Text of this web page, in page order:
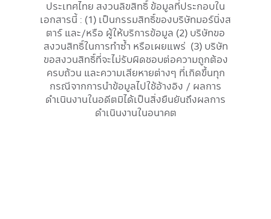
ประเทศไทย สงวนลิขสิทธิ์ ข้อมูลที่ประกอบใน
เอกสารนี้ : (1) เป็นกรรมสิทธิ์ของบริษัทมอร์นิ่งส
ตาร์ และ/หรือ ผู้ให้บริการข้อมูล (2) บริษัทขอ
สงวนสิทธิ์ในการทำซ้ำ หรือเผยแพร่ (3) บริษัท
ขอสงวนสิทธิ์ที่จะไม่รับผิดชอบต่อความถูกต้อง
ครบถ้วน และความเสียหายต่างๆ ที่เกิดขึ้นทุก
กรณีจากการนำข้อมูลไปใช้อ้างอิง / ผลการ
ดำเนินงานในอดีตมิได้เป็นสิ่งยืนยันถึงผลการ
ดำเนินงานในอนาคต